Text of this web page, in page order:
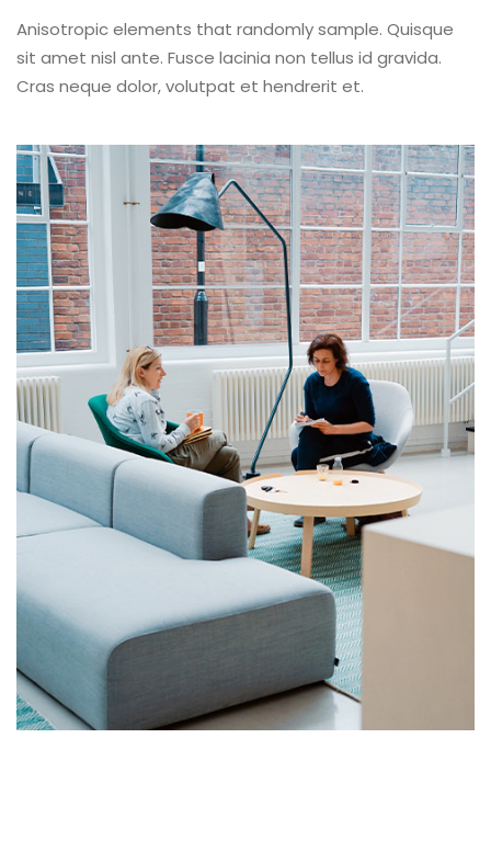
Anisotropic elements that randomly sample. Quisque
sit amet nisl ante. Fusce lacinia non tellus id gravida.
Cras neque dolor, volutpat et hendrerit et.